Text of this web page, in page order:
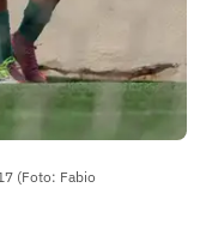
(Foto: Fabio